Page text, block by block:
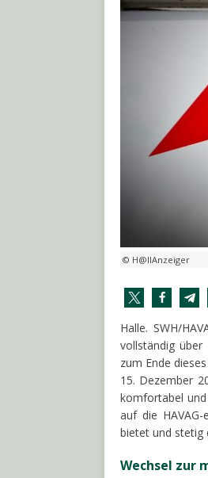
© H@llAnzeiger
Halle. SWH/
vollständig
zum Ende
15. Dezember
komfortabel und
auf die
bietet und stetig
Wechsel zur